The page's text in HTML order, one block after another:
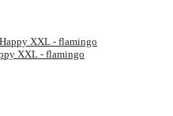
XXL - flamingo